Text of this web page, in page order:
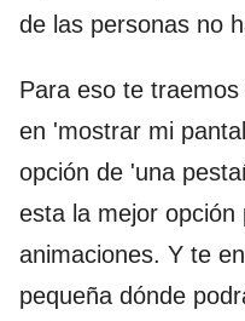
de las personas no
Para eso te
en 'mostrar mi
opción de 'una
esta la mejor
animaciones. Y te
pequeña dónde